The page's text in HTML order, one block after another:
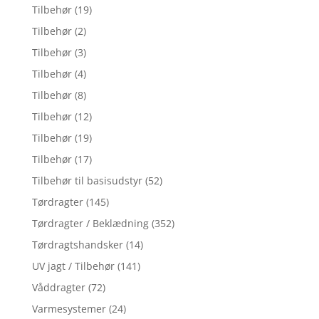
Tilbehør (19)
Tilbehør (2)
Tilbehør (3)
Tilbehør (4)
Tilbehør (8)
Tilbehør (12)
Tilbehør (19)
Tilbehør (17)
Tilbehør til basisudstyr (52)
Tørdragter (145)
Tørdragter / Beklædning (352)
Tørdragtshandsker (14)
UV jagt / Tilbehør (141)
Våddragter (72)
Varmesystemer (24)